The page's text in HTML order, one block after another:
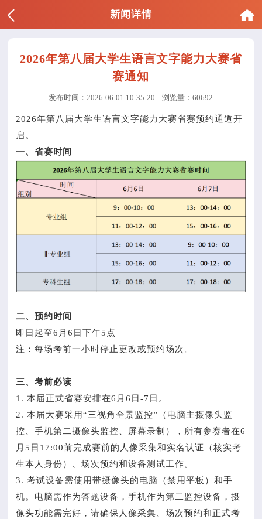
新闻详情
2026年第八届大学生语言文字能力大赛省
赛通知
发布时间：2026-06-01 10:35:20 浏览量：60692
2026年第八届大学生语言文字能力大赛省赛预约通道开
启。
一、省赛时间
二、预约时间
即日起至6月6日下午5点
注：每场考前一小时停止更改或预约场次。
三、考前必读
1. 本届正式省赛安排在6月6日-7日。
2. 本届大赛采用“三视角全景监控”（电脑主摄像头监
控、手机第二摄像头监控、屏幕录制），所有参赛者在6
月5日17:00前完成赛前的人像采集和实名认证（核实考
生本人身份）、场次预约和设备测试工作。
3. 考试设备需使用带摄像头的电脑（禁用平板）和手
机。电脑需作为答题设备，手机作为第二监控设备，摄
像头功能需完好，请确保人像采集、场次预约和正式考